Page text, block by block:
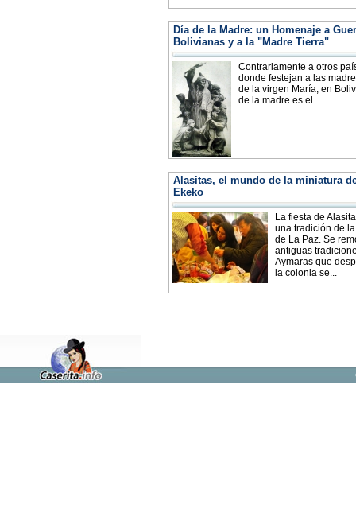
Día de la Madre: un Homenaje a
Bolivianas y a la "Madre Tierra"
Contrariamente a otros
donde festejan a las
de la virgen María, en
de la madre es el...
Alasitas, el mundo de la miniatura
Ekeko
La fiesta de
una tradición de
de La Paz. Se
antiguas
Aymaras que
la colonia se...